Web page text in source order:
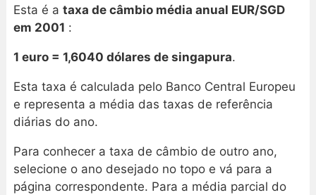
Esta é a taxa de câmbio média anual EUR/SGD
em 2001 :
1 euro = 1,6040 dólares de singapura.
Esta taxa é calculada pelo Banco Central Europeu
e representa a média das taxas de referência
diárias do ano.
Para conhecer a taxa de câmbio de outro ano,
selecione o ano desejado no topo e vá para a
página correspondente. Para a média parcial do